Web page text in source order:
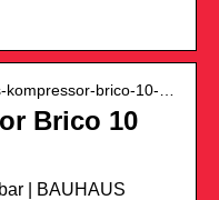
kompressor-brico-10-…
Brico 10
| BAUHAUS